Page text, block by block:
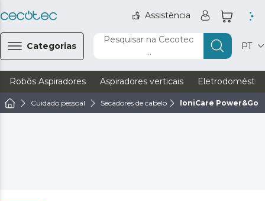
Assistência
Categorias
Pesquisar na Cecotec
...
PT
Robôs Aspiradores Aspiradores verticais
Cuidado pessoal Secadores de cabelo IoniCare Power&Go